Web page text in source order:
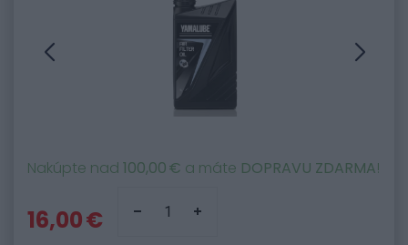
Nakúpte nad 100,00 € a máte DOPRAVU ZDARMA!
16,00 €